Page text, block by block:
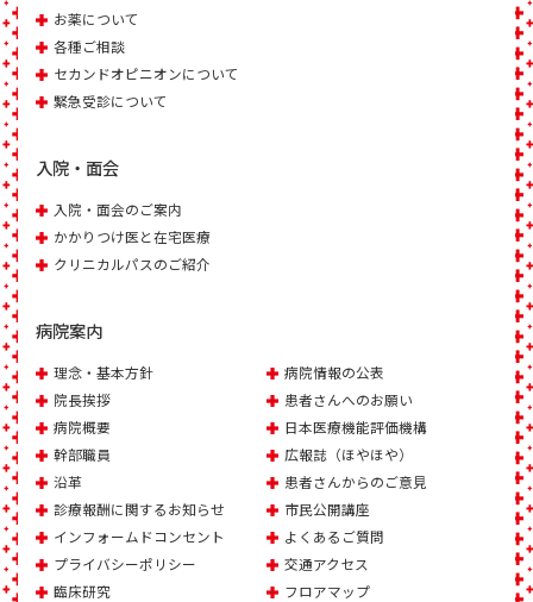
お薬について
各種ご相談
セカンドオピニオンについて
緊急受診について
入院・面会
入院・面会のご案内
かかりつけ医と在宅医療
クリニカルパスのご紹介
病院案内
理念・基本方針
院長挨拶
病院概要
幹部職員
沿革
診療報酬に関するお知らせ
インフォームドコンセント
プライバシーポリシー
臨床研究
病院情報の公表
患者さんへのお願い
日本医療機能評価機構
広報誌（ほやほや）
患者さんからのご意見
市民公開講座
よくあるご質問
交通アクセス
フロアマップ